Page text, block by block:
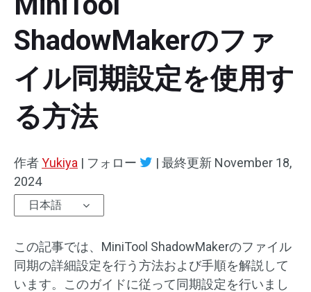
ShadowMakerのファ
イル同期設定を使用す
る方法
作者Yukiya | フォロー | 最終更新 November 18,
2024
日本語
この記事では、MiniTool ShadowMakerのファイル
同期の詳細設定を行う方法および手順を解説して
います。このガイドに従って同期設定を行いまし